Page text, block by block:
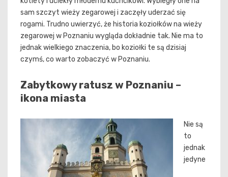
sam szczyt wieży zegarowej i zaczęły uderzać się
rogami. Trudno uwierzyć, że historia koziołków na wieży
zegarowej w Poznaniu wygląda dokładnie tak. Nie ma to
jednak wielkiego znaczenia, bo koziołki te są dzisiaj
czymś, co warto zobaczyć w Poznaniu.
Zabytkowy ratusz w Poznaniu –
ikona miasta
Nie są
to
jednak
jedyne